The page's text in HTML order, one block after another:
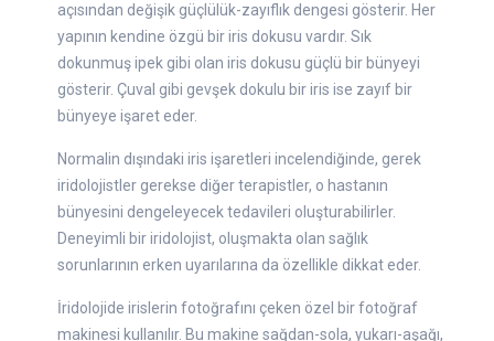
açısından değişik güçlülük-zayıflık dengesi gösterir. Her
yapının kendine özgü bir iris dokusu vardır. Sık
dokunmuş ipek gibi olan iris dokusu güçlü bir bünyeyi
gösterir. Çuval gibi gevşek dokulu bir iris ise zayıf bir
bünyeye işaret eder.
Normalin dışındaki iris işaretleri incelendiğinde, gerek
iridolojistler gerekse diğer terapistler, o hastanın
bünyesini dengeleyecek tedavileri oluşturabilirler.
Deneyimli bir iridolojist, oluşmakta olan sağlık
sorunlarının erken uyarılarına da özellikle dikkat eder.
İridolojide irislerin fotoğrafını çeken özel bir fotoğraf
makinesi kullanılır. Bu makine sağdan-sola, yukarı-aşağı,